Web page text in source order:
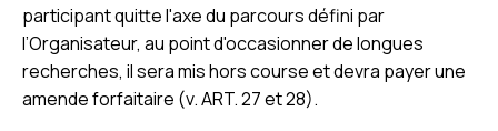
participant quitte l'axe du parcours défini par
l’Organisateur, au point d'occasionner de longues
recherches, il sera mis hors course et devra payer une
amende forfaitaire (v. ART. 27 et 28).